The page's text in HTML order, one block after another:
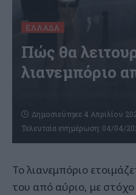
ΕΛΛΆΔΑ
Πώς θα
λιανεμπόριο
Τελευταία ενημέρωση: 04/04/
Δημοσιεύτηκε 4 Απριλίου
Το λιανεμπόριο
του από αύριο, με στόχο